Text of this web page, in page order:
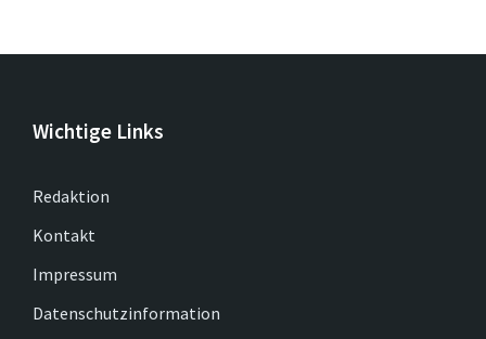
Wichtige Links
Redaktion
Kontakt
Impressum
Datenschutzinformation